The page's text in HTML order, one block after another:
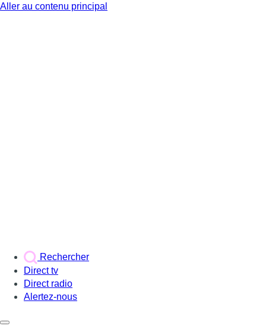
Aller au contenu principal
Rechercher
Direct tv
Direct radio
Alertez-nous